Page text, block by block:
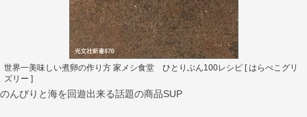
世界一美味しい煮卵の作り方 家メシ食堂 ひとりぶん100レシピ [ はらぺこグリ
ズリー ]
のんびりと海を回遊出来る話題の商品SUP